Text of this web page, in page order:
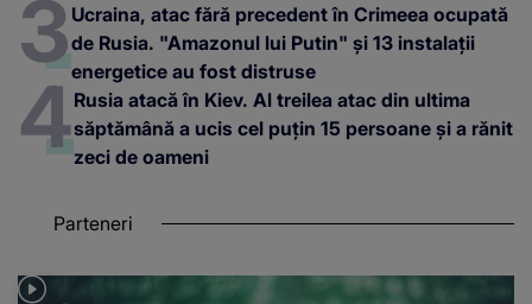
Ucraina, atac fără precedent în Crimeea ocupată
de Rusia. "Amazonul lui Putin" și 13 instalații
energetice au fost distruse
Rusia atacă în Kiev. Al treilea atac din ultima
săptămână a ucis cel puțin 15 persoane și a rănit
zeci de oameni
Parteneri